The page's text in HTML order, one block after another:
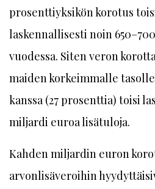
prosenttiyksikön korotus
laskennallisesti noin
vuodessa. Siten veron
maiden korkeimmalle
kanssa (27 prosenttia) toisi
miljardi euroa lisätuloja.
Kahden miljardin euron
arvonlisäveroihin